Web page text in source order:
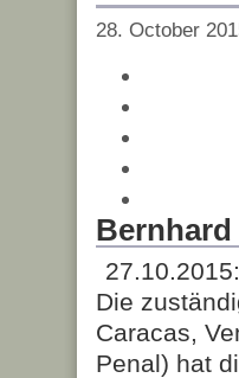
28. October
Die
Caracas,
Penal) hat